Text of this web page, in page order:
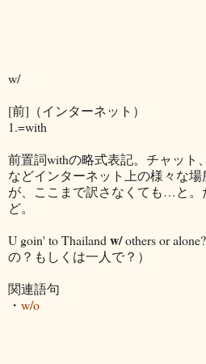
w/
[前]（インターネット）
1.=with
前置詞withの略式表記。チャット
などインターネット上の様々な
が、ここまで訳さなくても…と。
ど。
U goin' to Thailand w/others or
の？もしくは一人で？）
関連語句
・ w/o